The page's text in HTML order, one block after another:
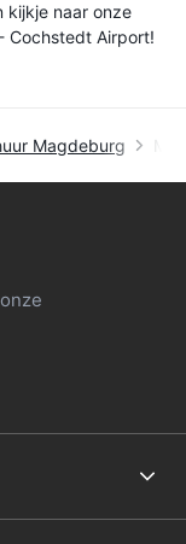
kijkje naar onze
Cochstedt Airport!
Magdeburg